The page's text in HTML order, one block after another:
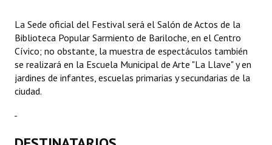
La Sede oficial del Festival será el Salón de Actos de la
Biblioteca Popular Sarmiento de Bariloche, en el Centro
Cívico; no obstante, la muestra de espectáculos también
se realizará en la Escuela Municipal de Arte "La Llave" y en
jardines de infantes, escuelas primarias y secundarias de la
ciudad.